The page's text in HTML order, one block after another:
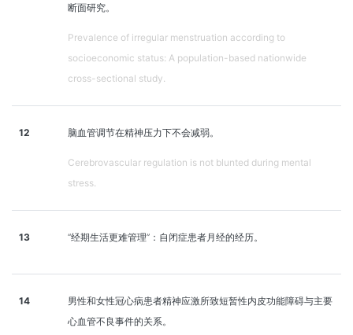
断面研究。
Prevalence of irregular menstruation according to
socioeconomic status: A population-based nationwide
cross-sectional study.
12 脑血管调节在精神压力下不会减弱。
Cerebrovascular regulation is not blunted during mental
stress.
13 “经期生活更难管理”：自闭症患者月经的经历。
14
男性和女性冠心病患者精神应激所致短暂性内皮功能障碍与主要
心血管不良事件的关系。